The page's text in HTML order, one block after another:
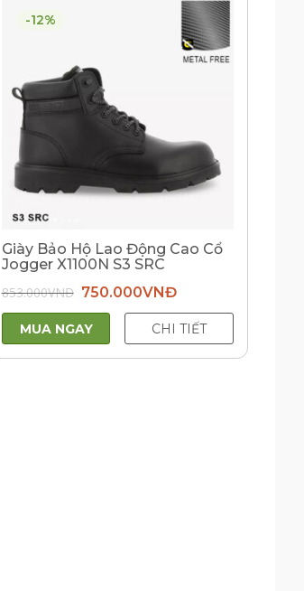
-12%
Giày Bảo Hộ Lao Động Cao Cổ
Jogger X1100N S3 SRC
853.000VNĐ Giá
gốc
là:
853.000VNĐ.
750.000VNĐGiá
tại
là:
750.000VNĐ.
MUA NGAY CHI TIẾT